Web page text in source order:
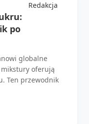
Redakcja
po
globalne
oferują
Ten przewodnik